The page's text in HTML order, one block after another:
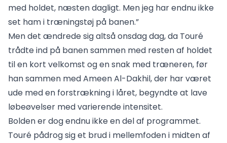
med holdet, næsten dagligt. Men jeg har endnu ikke
set ham i træningstøj på banen.”
Men det ændrede sig altså onsdag dag, da Touré
trådte ind på banen sammen med resten af holdet
til en kort velkomst og en snak med træneren, før
han sammen med Ameen Al-Dakhil, der har været
ude med en forstrækning i låret, begyndte at lave
løbeøvelser med varierende intensitet.
Bolden er dog endnu ikke en del af programmet.
Touré pådrog sig et brud i mellemfoden i midten af